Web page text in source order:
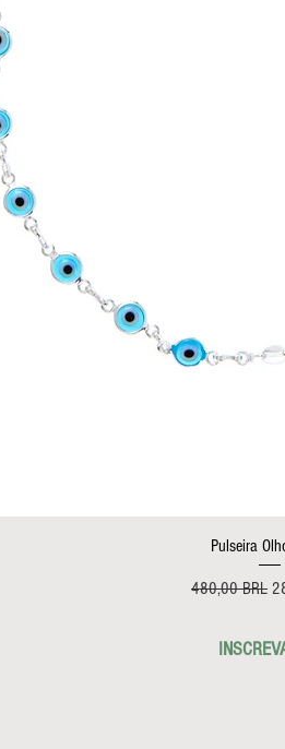
Vista
Pulseira
Precio
480,00 BRL